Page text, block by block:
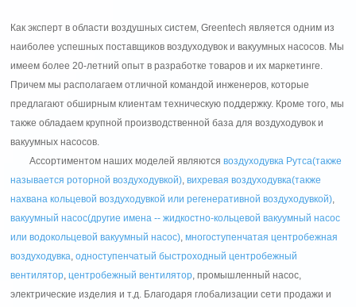
Как эксперт в области воздушных систем, Greentech является одним из
наиболее успешных поставщиков воздуходувок и вакуумных насосов. Мы
имеем более 20-летний опыт в разработке товаров и их маркетинге.
Причем мы располагаем отличной командой инженеров, которые
предлагают обширным клиентам техническую поддержку. Кроме того, мы
также обладаем крупной производственной база для воздуходувок и
вакуумных насосов.
Ассортиментом наших моделей являютсявоздуходувка Рутса(также
называется роторной воздуходувкой),вихревая воздуходувка(также
нахвана кольцевой воздуходувкой или регенеративной воздуходувкой),
вакуумный насос(другие имена -- жидкостно-кольцевой вакуумный насос
или водокольцевой вакуумный насос),многоступенчатая центробежная
воздуходувка,одноступенчатый быстроходный центробежный
вентилятор,центробежный вентилятор, промышленный насос,
электрические изделия и т.д. Благодаря глобализации сети продажи и